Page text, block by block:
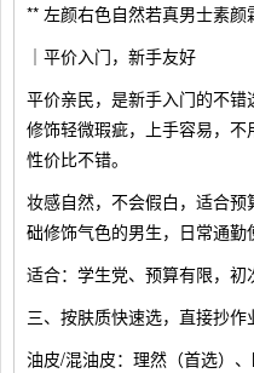
** 左颜右色自然若真男士素颜
｜平价入门，新手友好
平价亲民，是新手入门的不错
修饰轻微瑕疵，上手容易，不
性价比不错。
妆感自然，不会假白，适合
础修饰气色的男生，日常通勤
适合：学生党、预算有限，初
三、按肤质快速选，直接抄作
油皮/混油皮：理然（首选）